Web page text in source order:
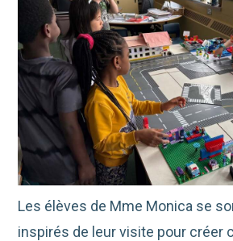
Les élèves de Mme Monica se
inspirés de leur visite pour créer